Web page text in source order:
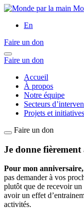
En
Faire un don
Faire un don
Accueil
À propos
Notre équipe
Secteurs
Projets et initiatives
Faire un don
Je donne
Pour mon
pas demander à vos
plutôt que de recevoir un
avoir un effet
activités.